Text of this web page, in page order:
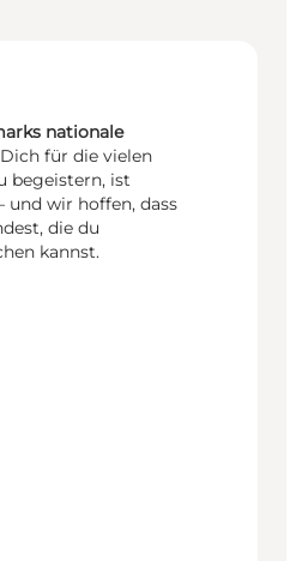
nationale
Dich für die vielen
begeistern, ist
und wir hoffen, dass
die du
kannst.